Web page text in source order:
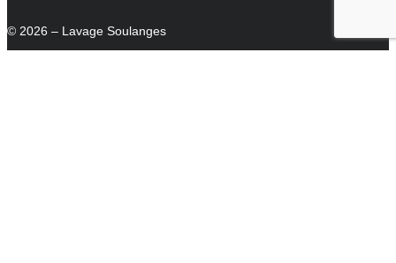
© 2026 – Lavage Soulanges